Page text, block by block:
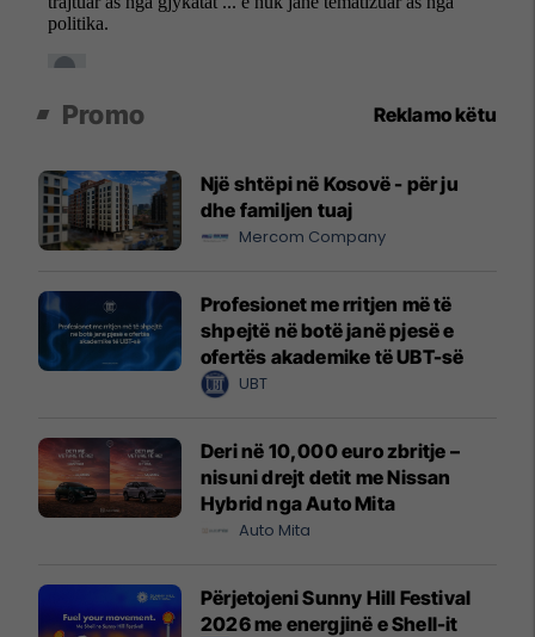
Promo Reklamo këtu
Një shtëpi në Kosovë - për ju
dhe familjen tuaj
Mercom Company
Profesionet me rritjen më të
shpejtë në botë janë pjesë e
ofertës akademike të UBT-së
UBT
Deri në 10,000 euro zbritje –
nisuni drejt detit me Nissan
Hybrid nga Auto Mita
Auto Mita
Përjetojeni Sunny Hill Festival
2026 me energjinë e Shell-it